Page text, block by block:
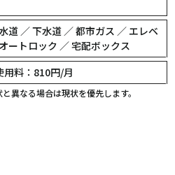
道 ／ 下水道 ／ 都市ガス ／ エレベ
ートロック ／ 宅配ボックス
料：810円/月
異なる場合は現状を優先します。